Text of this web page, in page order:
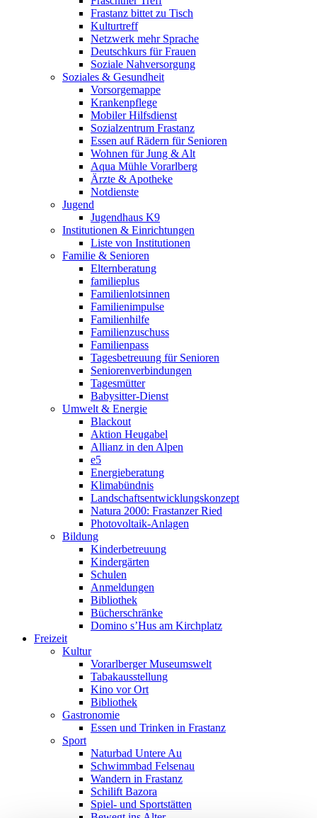
Frastanz bittet zu Tisch
Kulturtreff
Netzwerk mehr Sprache
Deutschkurs für Frauen
Soziale Nahversorgung
Soziales & Gesundheit
Vorsorgemappe
Krankenpflege
Mobiler Hilfsdienst
Sozialzentrum Frastanz
Essen auf Rädern für Senioren
Wohnen für Jung & Alt
Aqua Mühle Vorarlberg
Ärzte & Apotheke
Notdienste
Jugend
Jugendhaus K9
Institutionen & Einrichtungen
Liste von Institutionen
Familie & Senioren
Elternberatung
familieplus
Familienlotsinnen
Familienimpulse
Familienhilfe
Familienzuschuss
Familienpass
Tagesbetreuung für Senioren
Seniorenverbindungen
Tagesmütter
Babysitter-Dienst
Umwelt & Energie
Blackout
Aktion Heugabel
Allianz in den Alpen
e5
Energieberatung
Klimabündnis
Landschaftsentwicklungskonzept
Natura 2000: Frastanzer Ried
Photovoltaik-Anlagen
Bildung
Kinderbetreuung
Kindergärten
Schulen
Anmeldungen
Bibliothek
Bücherschränke
Domino s’Hus am Kirchplatz
Freizeit
Kultur
Vorarlberger Museumswelt
Tabakausstellung
Kino vor Ort
Bibliothek
Gastronomie
Essen und Trinken in Frastanz
Sport
Naturbad Untere Au
Schwimmbad Felsenau
Wandern in Frastanz
Schilift Bazora
Spiel- und Sportstätten